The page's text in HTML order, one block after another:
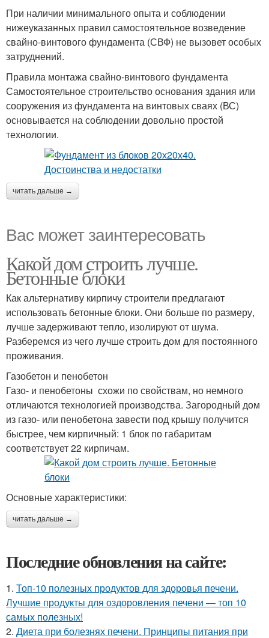
При наличии минимального опыта и соблюдении
нижеуказанных правил самостоятельное возведение
свайно-винтового фундамента (СВФ) не вызовет особых
затруднений.
Правила монтажа свайно-винтового фундамента
Самостоятельное строительство основания здания или
сооружения из фундамента на винтовых сваях (ВС)
основывается на соблюдении довольно простой
технологии.
читать дальше →
Вас может заинтересовать
Какой дом строить лучше.
Бетонные блоки
Как альтернативу кирпичу строители предлагают
использовать бетонные блоки. Они больше по размеру,
лучше задерживают тепло, изолируют от шума.
Разберемся из чего лучше строить дом для постоянного
проживания.
Газобетон и пенобетон
Газо- и пенобетоны схожи по свойствам, но немного
отличаются технологией производства. Загородный дом
из газо- или пенобетона завести под крышу получится
быстрее, чем кирпичный: 1 блок по габаритам
соответствует 22 кирпичам.
Основные характеристики:
читать дальше →
Последние обновления на сайте:
1. Топ-10 полезных продуктов для здоровья печени.
Лучшие продукты для оздоровления печени — топ 10
самых полезных!
2. Диета при болезнях печени. Принципы питания при